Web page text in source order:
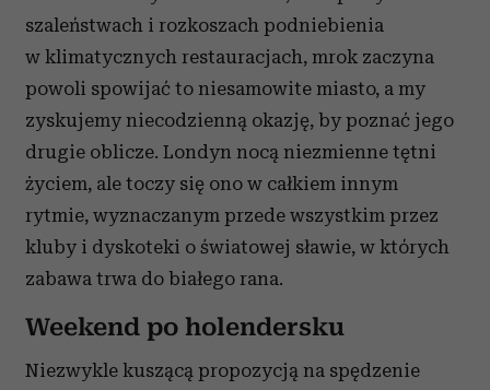
szaleństwach i rozkoszach podniebienia
w klimatycznych restauracjach, mrok zaczyna
powoli spowijać to niesamowite miasto, a my
zyskujemy niecodzienną okazję, by poznać jego
drugie oblicze. Londyn nocą niezmienne tętni
życiem, ale toczy się ono w całkiem innym
rytmie, wyznaczanym przede wszystkim przez
kluby i dyskoteki o światowej sławie, w których
zabawa trwa do białego rana.
Weekend po holendersku
Niezwykle kuszącą propozycją na spędzenie